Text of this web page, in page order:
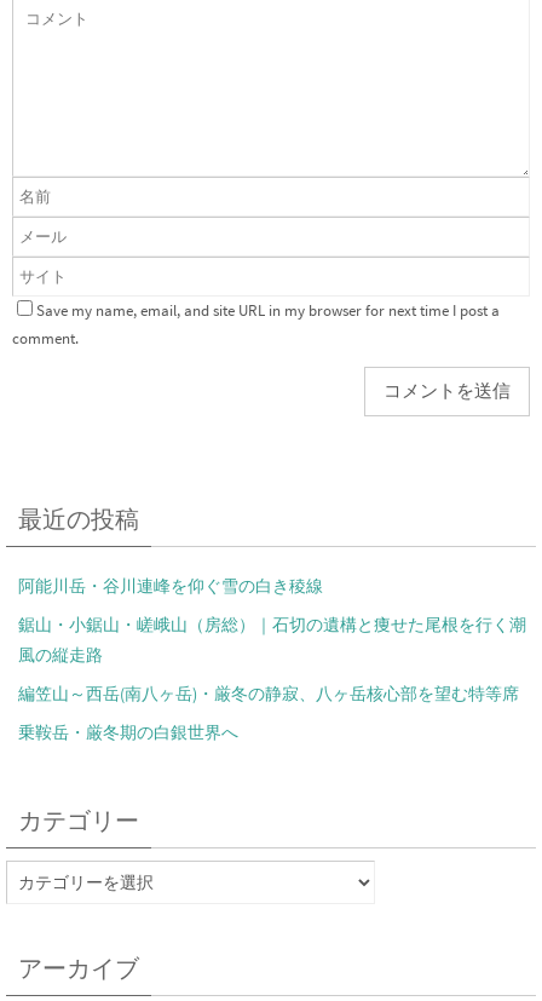
Save my name, email, and site URL in my browser for next time I post a
comment.
最近の投稿
阿能川岳・谷川連峰を仰ぐ雪の白き稜線
鋸山・小鋸山・嵯峨山（房総）｜石切の遺構と痩せた尾根を行く潮
風の縦走路
編笠山～西岳(南八ヶ岳)・厳冬の静寂、八ヶ岳核心部を望む特等席
乗鞍岳・厳冬期の白銀世界へ
カテゴリー
アーカイブ